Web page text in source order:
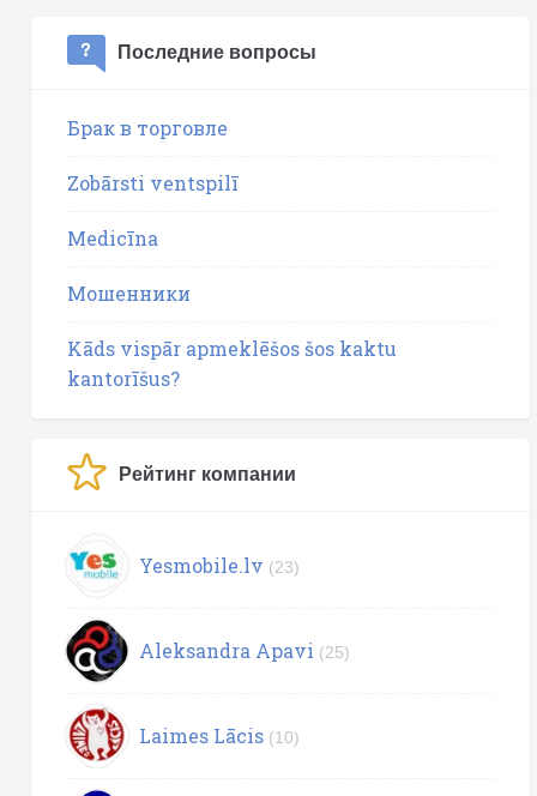
Последние вопросы
Брак в торговле
Zobārsti ventspilī
Medicīna
Мошенники
Kāds vispār apmeklēšos šos kaktu
kantorīšus?
Рейтинг компании
Yesmobile.lv (23)
Aleksandra Apavi (25)
Laimes Lācis (10)